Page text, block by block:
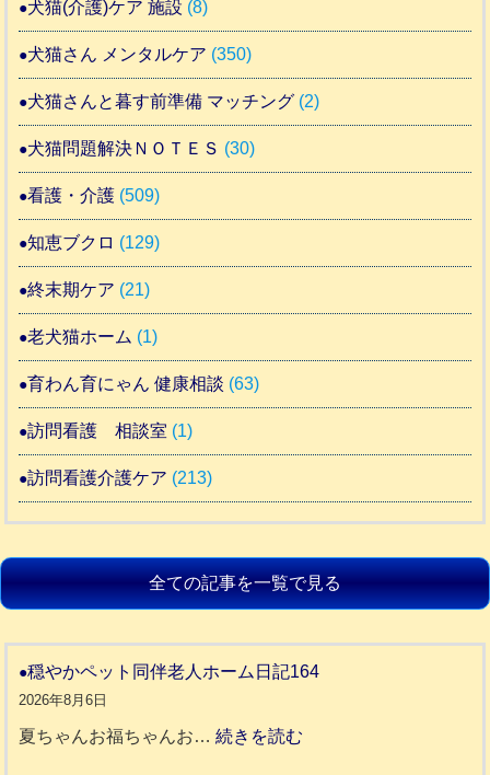
犬猫(介護)ケア 施設 (8)
犬猫さん メンタルケア (350)
犬猫さんと暮す前準備 マッチング (2)
犬猫問題解決ＮＯＴＥＳ (30)
看護・介護 (509)
知恵ブクロ (129)
終末期ケア (21)
老犬猫ホーム (1)
育わん育にゃん 健康相談 (63)
訪問看護 相談室 (1)
訪問看護介護ケア (213)
全ての記事を一覧で見る
穏やかペット同伴老人ホーム日記164
2026年8月6日
夏ちゃんお福ちゃんお…続きを読む